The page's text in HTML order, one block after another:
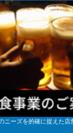
ニーズを的確に捉えた